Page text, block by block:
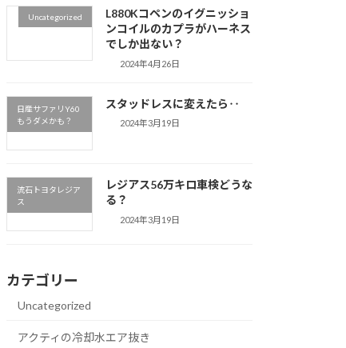
Uncategorized
L880Kコペンのイグニッショ
ンコイルのカプラがハーネス
でしか出ない？
2024年4月26日
日産サファリY60
もうダメかも？
スタッドレスに変えたら‥
2024年3月19日
流石トヨタレジア
ス
レジアス56万キロ車検どうな
る？
2024年3月19日
カテゴリー
Uncategorized
アクティの冷却水エア抜き